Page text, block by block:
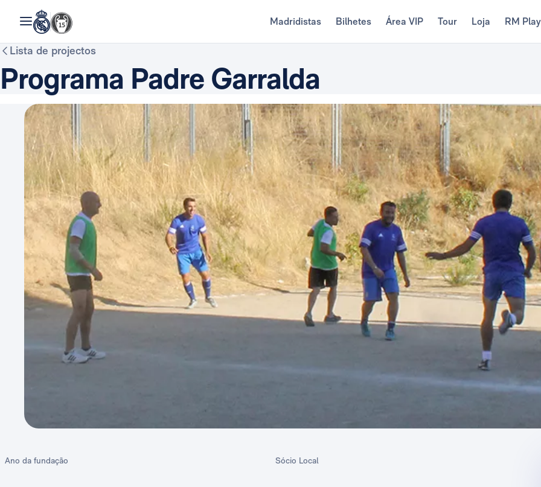
Madridistas Bilhetes Área VIP Tour Loja RM Play
Lista de projectos
Programa Padre Garralda
Ano da fundação Sócio Local